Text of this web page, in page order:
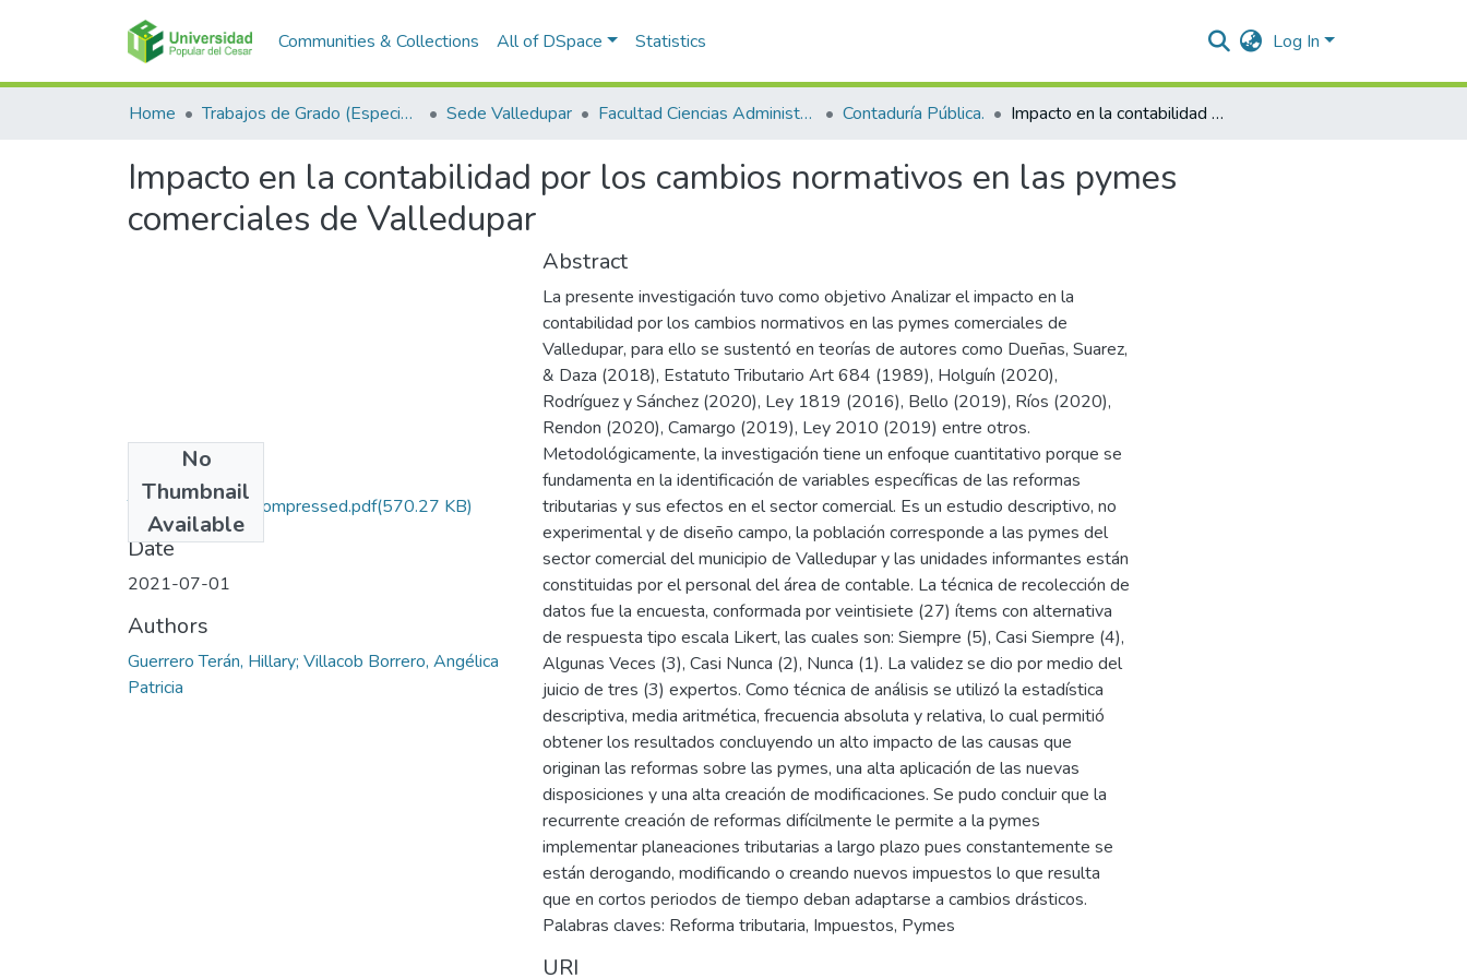
Communities & Collections All of DSpace Statistics Log In
Home Trabajos de Grado (Especializaciones y Pregrados) Sede Valledupar Facultad Ciencias Administrativas Contables y Económicas – Face Contaduría Pública. Impacto en la contabilidad por los cambios normativos en las pymes comerciales de Valledupar
Impacto en la contabilidad por los cambios normativos en las pymes
comerciales de Valledupar
No
Thumbnail
Available
TG-CP 2021-8_compressed.pdf(570.27 KB)
Date
2021-07-01
Authors
Guerrero Terán, Hillary; Villacob Borrero, Angélica
Patricia
Abstract
La presente investigación tuvo como objetivo Analizar el impacto en la
contabilidad por los cambios normativos en las pymes comerciales de
Valledupar, para ello se sustentó en teorías de autores como Dueñas, Suarez,
& Daza (2018), Estatuto Tributario Art 684 (1989), Holguín (2020),
Rodríguez y Sánchez (2020), Ley 1819 (2016), Bello (2019), Ríos (2020),
Rendon (2020), Camargo (2019), Ley 2010 (2019) entre otros.
Metodológicamente, la investigación tiene un enfoque cuantitativo porque se
fundamenta en la identificación de variables específicas de las reformas
tributarias y sus efectos en el sector comercial. Es un estudio descriptivo, no
experimental y de diseño campo, la población corresponde a las pymes del
sector comercial del municipio de Valledupar y las unidades informantes están
constituidas por el personal del área de contable. La técnica de recolección de
datos fue la encuesta, conformada por veintisiete (27) ítems con alternativa
de respuesta tipo escala Likert, las cuales son: Siempre (5), Casi Siempre (4),
Algunas Veces (3), Casi Nunca (2), Nunca (1). La validez se dio por medio del
juicio de tres (3) expertos. Como técnica de análisis se utilizó la estadística
descriptiva, media aritmética, frecuencia absoluta y relativa, lo cual permitió
obtener los resultados concluyendo un alto impacto de las causas que
originan las reformas sobre las pymes, una alta aplicación de las nuevas
disposiciones y una alta creación de modificaciones. Se pudo concluir que la
recurrente creación de reformas difícilmente le permite a la pymes
implementar planeaciones tributarias a largo plazo pues constantemente se
están derogando, modificando o creando nuevos impuestos lo que resulta
que en cortos periodos de tiempo deban adaptarse a cambios drásticos.
Palabras claves: Reforma tributaria, Impuestos, Pymes
URI